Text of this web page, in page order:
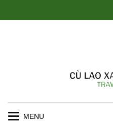
Toggle